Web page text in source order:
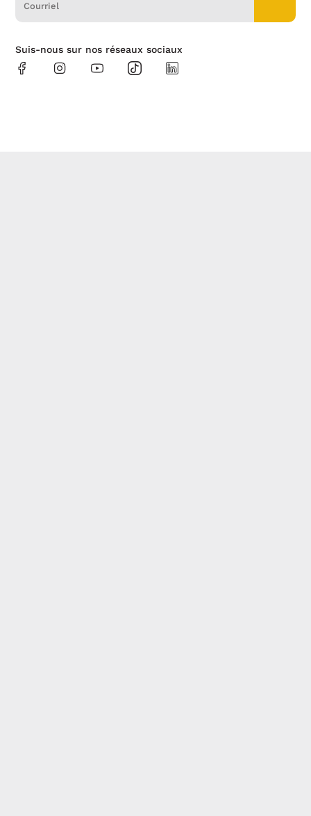
Suis-nous sur nos réseaux sociaux